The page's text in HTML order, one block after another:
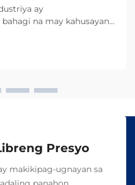
ay
na may kahusayan
parehong pagganap sa
Presyo
makikipag-ugnayan sa